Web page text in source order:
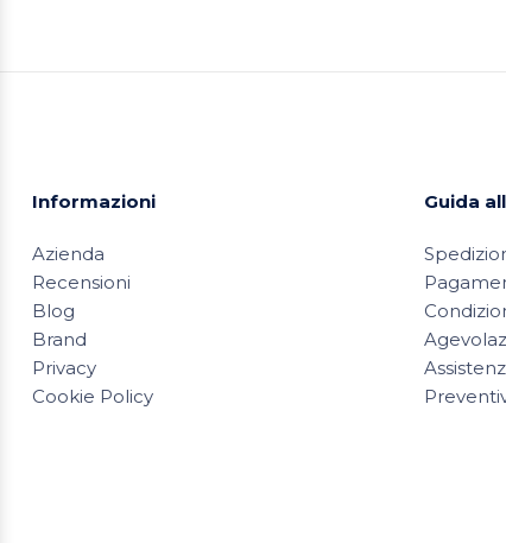
Informazioni
Azienda
Recensioni
Blog
Brand
Privacy
Cookie Policy
Guida